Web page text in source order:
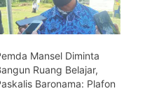
Mansel Diminta
Ruang Belajar,
Baronama: Plafon